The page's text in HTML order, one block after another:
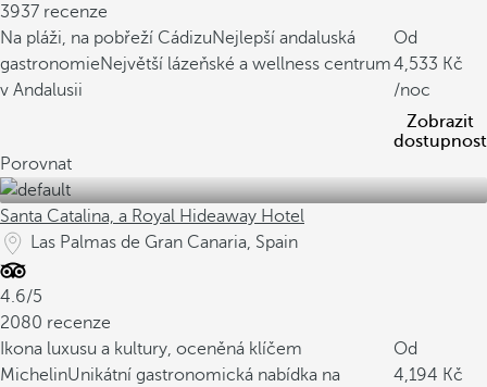
3937 recenze
Na pláži, na pobřeží CádizuNejlepší andaluská
gastronomieNejvětší lázeňské a wellness centrum
v Andalusii
Od
4,533
/noc
Zobrazit
dostupnost
Porovnat
Santa Catalina, a Royal Hideaway Hotel
Las Palmas de Gran Canaria, Spain
4.6/5
2080 recenze
Ikona luxusu a kultury, oceněná klíčem
MichelinUnikátní gastronomická nabídka na
Od
4,194